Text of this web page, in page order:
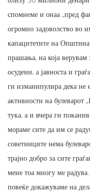
спомнеме и онаа „пред
огромно задоволство во
капацитетите на
прашања, на која
осудени, а јавноста и
ги изманипулира дека не
активности на булеварот
тука, а и вчера ги
мораме сите да им се
советниците нема
трајно добро за сите
мене тоа многу ме
повеќе докажуваме на